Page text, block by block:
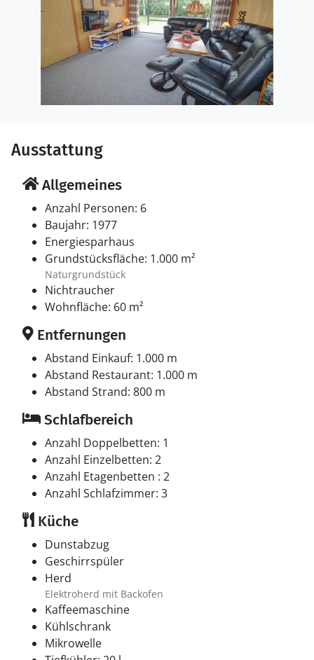
Ausstattung
Allgemeines
Anzahl Personen: 6
Baujahr: 1977
Energiesparhaus
Grundstücksfläche: 1.000 m²
Naturgrundstück
Nichtraucher
Wohnfläche: 60 m²
Entfernungen
Abstand Einkauf: 1.000 m
Abstand Restaurant: 1.000 m
Abstand Strand: 800 m
Schlafbereich
Anzahl Doppelbetten: 1
Anzahl Einzelbetten: 2
Anzahl Etagenbetten : 2
Anzahl Schlafzimmer: 3
Küche
Dunstabzug
Geschirrspüler
Herd
Elektroherd mit Backofen
Kaffeemaschine
Kühlschrank
Mikrowelle